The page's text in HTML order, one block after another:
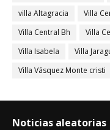
villa Altagracia
Villa
Villa Central Bh
Villa
Villa Isabela
Villa
Villa Vásquez Monte cristi
Noticias aleatorias